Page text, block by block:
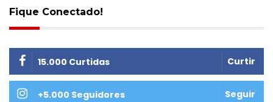
Fique Conectado!
15.000 Curtidas Curtir
+5.000 Seguidores Seguir